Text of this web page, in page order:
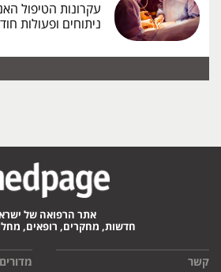
עקרונות הטיפול
ניתוחים ופעולות
אתר הרפואה של
חדשות, מחקרים, רופאים,
קשר מדורים